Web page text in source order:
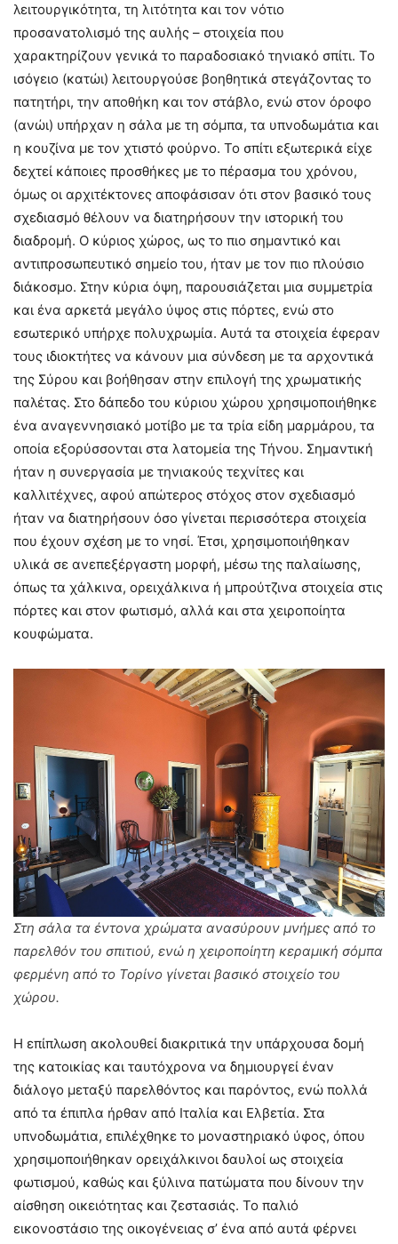
λειτουργικότητα, τη λιτότητα και τον νότιο
προσανατολισμό της αυλής – στοιχεία που
χαρακτηρίζουν γενικά το παραδοσιακό τηνιακό σπίτι. Το
ισόγειο (κατώι) λειτουργούσε βοηθητικά στεγάζοντας το
πατητήρι, την αποθήκη και τον στάβλο, ενώ στον όροφο
(ανώι) υπήρχαν η σάλα με τη σόμπα, τα υπνοδωμάτια και
η κουζίνα με τον χτιστό φούρνο. Το σπίτι εξωτερικά είχε
δεχτεί κάποιες προσθήκες με το πέρασμα του χρόνου,
όμως οι αρχιτέκτονες αποφάσισαν ότι στον βασικό τους
σχεδιασμό θέλουν να διατηρήσουν την ιστορική του
διαδρομή. Ο κύριος χώρος, ως το πιο σημαντικό και
αντιπροσωπευτικό σημείο του, ήταν με τον πιο πλούσιο
διάκοσμο. Στην κύρια όψη, παρουσιάζεται μια συμμετρία
και ένα αρκετά μεγάλο ύψος στις πόρτες, ενώ στο
εσωτερικό υπήρχε πολυχρωμία. Αυτά τα στοιχεία έφεραν
τους ιδιοκτήτες να κάνουν μια σύνδεση με τα αρχοντικά
της Σύρου και βοήθησαν στην επιλογή της χρωματικής
παλέτας. Στο δάπεδο του κύριου χώρου χρησιμοποιήθηκε
ένα αναγεννησιακό μοτίβο με τα τρία είδη μαρμάρου, τα
οποία εξορύσσονται στα λατομεία της Τήνου. Σημαντική
ήταν η συνεργασία με τηνιακούς τεχνίτες και
καλλιτέχνες, αφού απώτερος στόχος στον σχεδιασμό
ήταν να διατηρήσουν όσο γίνεται περισσότερα στοιχεία
που έχουν σχέση με το νησί. Έτσι, χρησιμοποιήθηκαν
υλικά σε ανεπεξέργαστη μορφή, μέσω της παλαίωσης,
όπως τα χάλκινα, ορειχάλκινα ή μπρούτζινα στοιχεία στις
πόρτες και στον φωτισμό, αλλά και στα χειροποίητα
κουφώματα.
Στη σάλα τα έντονα χρώματα ανασύρουν μνήμες από το
παρελθόν του σπιτιού, ενώ η χειροποίητη κεραμική σόμπα
φερμένη από το Τορίνο γίνεται βασικό στοιχείο του
χώρου.
Η επίπλωση ακολουθεί διακριτικά την υπάρχουσα δομή
της κατοικίας και ταυτόχρονα να δημιουργεί έναν
διάλογο μεταξύ παρελθόντος και παρόντος, ενώ πολλά
από τα έπιπλα ήρθαν από Ιταλία και Ελβετία. Στα
υπνοδωμάτια, επιλέχθηκε το μοναστηριακό ύφος, όπου
χρησιμοποιήθηκαν ορειχάλκινοι δαυλοί ως στοιχεία
φωτισμού, καθώς και ξύλινα πατώματα που δίνουν την
αίσθηση οικειότητας και ζεστασιάς. Το παλιό
εικονοστάσιο της οικογένειας σ’ ένα από αυτά φέρνει